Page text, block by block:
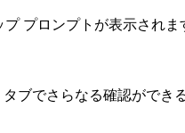
プロンプトが表示されま
タブでさらなる確認ができ